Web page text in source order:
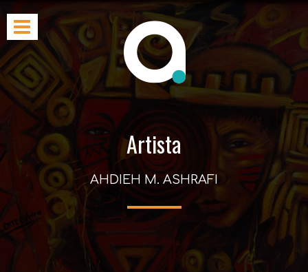
Artista
AHDIEH M. ASHRAFI